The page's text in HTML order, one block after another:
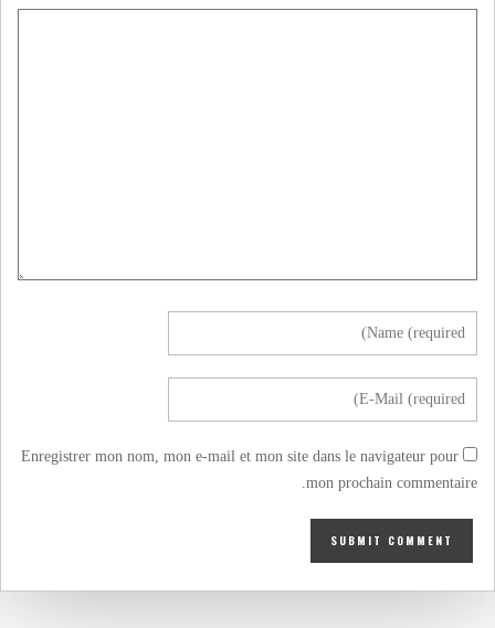
Enregistrer mon nom, mon e-mail et mon site dans le navigateur pour
mon prochain commentaire.